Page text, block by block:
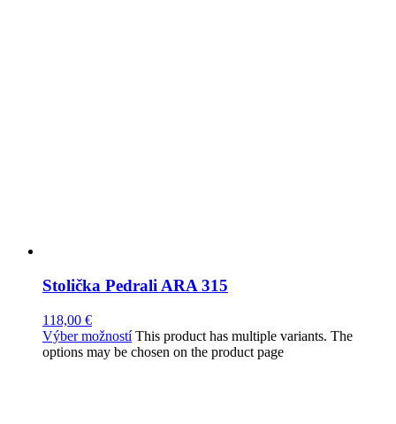
Stolička Pedrali ARA 315
118,00 €
Výber možností This product has multiple variants. The
options may be chosen on the product page